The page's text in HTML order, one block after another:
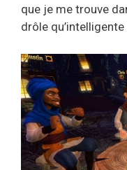
que je me trouve
drôle qu’intelligente